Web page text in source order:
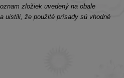
zložiek uvedený na obale
uistili, že použité prísady sú vhodné